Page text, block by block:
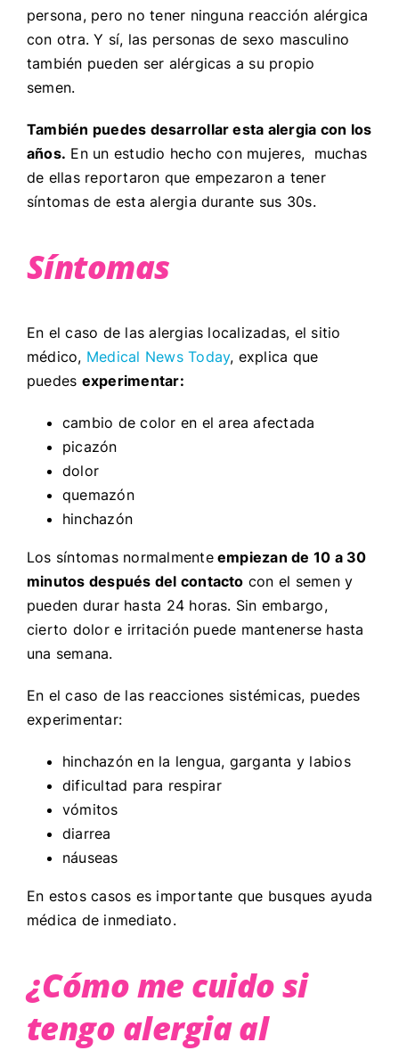
persona, pero no tener ninguna reacción alérgica
con otra. Y sí, las personas de sexo masculino
también pueden ser alérgicas a su propio
semen.
También puedes desarrollar esta alergia con los
años. En un estudio hecho con mujeres, muchas
de ellas reportaron que empezaron a tener
síntomas de esta alergia durante sus 30s.
Síntomas
En el caso de las alergias localizadas, el sitio
médico, Medical News Today, explica que
puedes experimentar:
cambio de color en el area afectada
picazón
dolor
quemazón
hinchazón
Los síntomas normalmenteempiezan de 10 a 30
minutos después del contacto con el semen y
pueden durar hasta 24 horas. Sin embargo,
cierto dolor e irritación puede mantenerse hasta
una semana.
En el caso de las reacciones sistémicas, puedes
experimentar:
hinchazón en la lengua, garganta y labios
dificultad para respirar
vómitos
diarrea
náuseas
En estos casos es importante que busques ayuda
médica de inmediato.
¿Cómo me cuido si
tengo alergia al